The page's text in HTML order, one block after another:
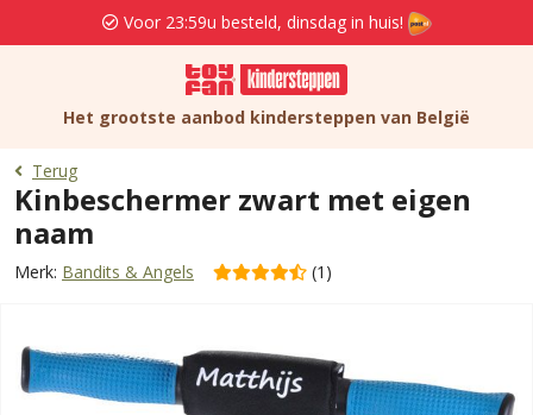
Voor 23:59u besteld, dinsdag in huis!
Het grootste aanbod kindersteppen van België
Terug
Kinbeschermer zwart met eigen
naam
Merk: Bandits & Angels (1)